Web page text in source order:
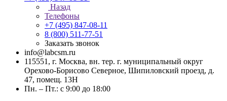
Назад
Телефоны
+7 (495) 847-08-11
8 (800) 511-77-51
Заказать звонок
info@labcsm.ru
115551, г. Москва, вн. тер. г. муниципальный округ
Орехово-Борисово Северное, Шипиловский проезд, д.
47, помещ. 13Н
Пн. – Пт.: с 9:00 до 18:00